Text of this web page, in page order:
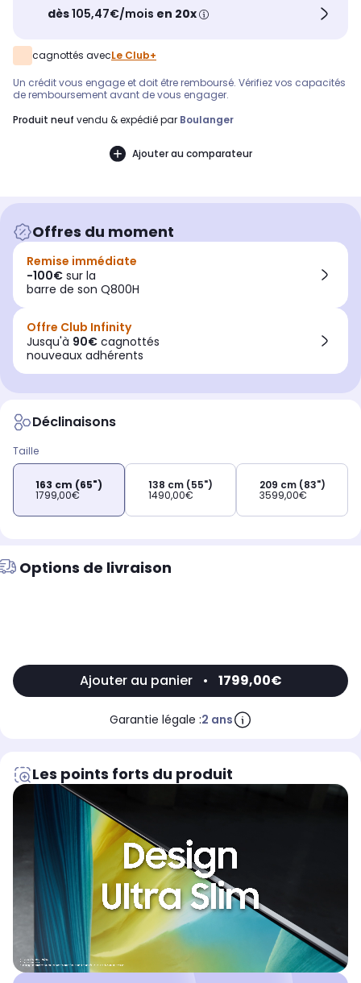
dès105,47€/mois en 20x
cagnottés avecLe Club+
Un crédit vous engage et doit être remboursé. Vérifiez vos capacités
de remboursement avant de vous engager.
produit neuf vendu & expédié par Boulanger
Ajouter au comparateur
Offres du moment
Remise immédiate
-100€ sur la
barre de son Q800H
Offre Club Infinity
Jusqu'à 90€ cagnottés
nouveaux adhérents
Déclinaisons
Taille
163 cm (65")
1799,00€
138 cm (55")
1490,00€
209 cm (83")
3599,00€
Options de livraison
Ajouter au panier • 1799,00€
Garantie légale :2 ans
Les points forts du produit